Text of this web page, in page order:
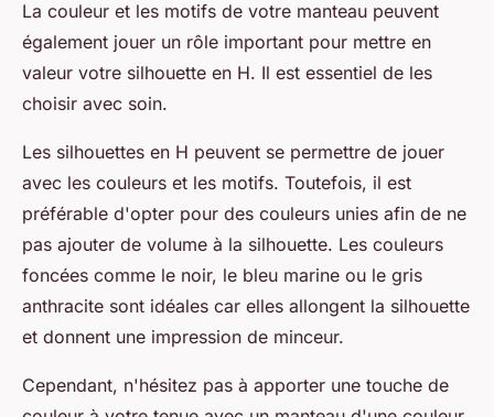
La couleur et les motifs de votre manteau peuvent
également jouer un rôle important pour mettre en
valeur votre silhouette en H. Il est essentiel de les
choisir avec soin.
Les silhouettes en H peuvent se permettre de jouer
avec les couleurs et les motifs. Toutefois, il est
préférable d'opter pour des couleurs unies afin de ne
pas ajouter de volume à la silhouette. Les couleurs
foncées comme le noir, le bleu marine ou le gris
anthracite sont idéales car elles allongent la silhouette
et donnent une impression de minceur.
Cependant, n'hésitez pas à apporter une touche de